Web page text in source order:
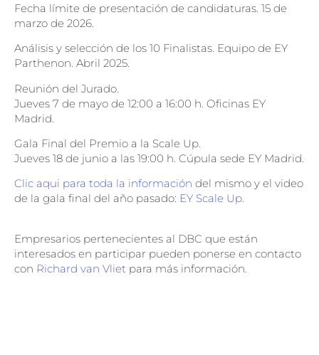
Fecha límite de presentación de candidaturas. 15 de
marzo de 2026.
Análisis y selección de los 10 Finalistas. Equipo de EY
Parthenon. Abril 2025.
Reunión del Jurado.
Jueves 7 de mayo de 12:00 a 16:00 h. Oficinas EY
Madrid.
Gala Final del Premio a la Scale Up.
Jueves 18 de junio a las 19:00 h. Cúpula sede EY Madrid.
Clic aqui para toda la información del mismo y el video
de la gala final del año pasado: EY Scale Up.
Empresarios pertenecientes al DBC que están
interesados en participar pueden ponerse en contacto
con Richard van Vliet para más información.